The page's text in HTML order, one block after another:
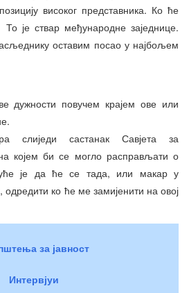
високог представника. Ко ће
је ствар међународне заједнице.
оставим посао у најбољем
дужности повучем крајем ове или
слиједи састанак Савјета за
којем би се могло расправљати о
је да ће се тада, или макар у
ко ће ме замијенити на овој
за јавност
Интервјуи